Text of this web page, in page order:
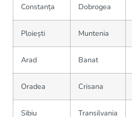
Constanța Dobrogea
Ploiești Muntenia
Arad Banat
Oradea Crisana
Sibiu Transilvania